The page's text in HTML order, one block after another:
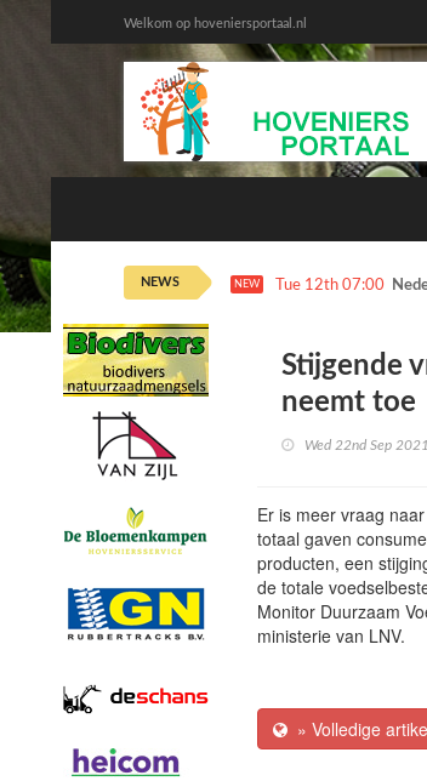
Welkom op hoveniersportaal.nl
NEWS NEW Tue 12th 07:00
Stijgende
neemt toe
Wed 22nd Sep 2021
Er is meer vraag
totaal gaven
producten, een
de totale
Monitor Duurzaam
ministerie van LNV.
» Volledige